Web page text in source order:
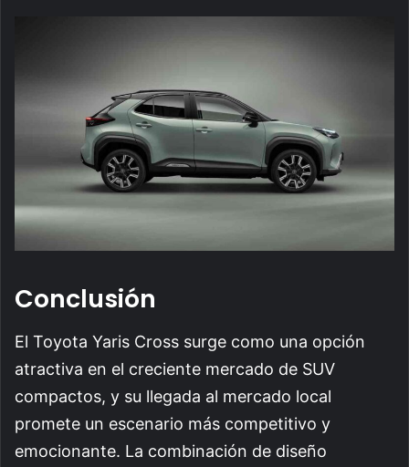
Conclusión
El Toyota Yaris Cross surge como una opción
atractiva en el creciente mercado de SUV
compactos, y su llegada al mercado local
promete un escenario más competitivo y
emocionante. La combinación de diseño